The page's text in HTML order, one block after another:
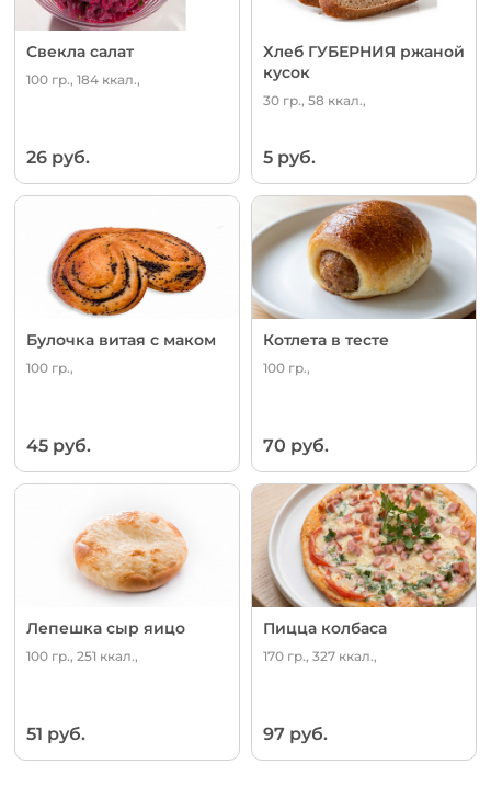
Свекла салат
100 гр., 184 ккал.,
26 руб.
Хлеб ГУБЕРНИЯ ржаной
кусок
30 гр., 58 ккал.,
5 руб.
Булочка витая с маком
100 гр.,
45 руб.
Котлета в тесте
100 гр.,
70 руб.
Лепешка сыр яицо
100 гр., 251 ккал.,
51 руб.
Пицца колбаса
170 гр., 327 ккал.,
97 руб.